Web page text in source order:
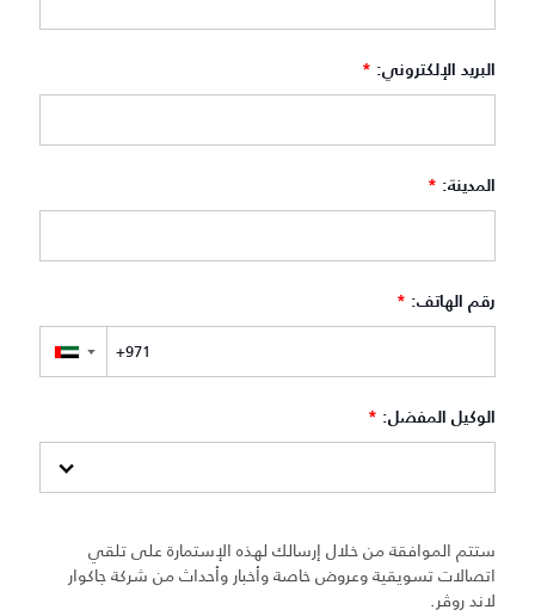
البريد الإلكتروني: *
المدينة: *
رقم الهاتف: *
▼
الوكيل المفضل: *
ستتم الموافقة من خلال إرسالك لهذه الإستمارة على تلقي
اتصالات تسويقية وعروض خاصة وأخبار وأحداث من شركة جاكوار
لاند روڤر.